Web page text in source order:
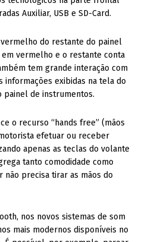
Auxiliar, USB e SD-Card.
do restante do painel
vermelho e o restante conta
tem grande interação com
informações exibidas na tela do
painel de instrumentos.
o recurso “hands free” (mãos
efetuar ou receber
apenas as teclas do volante
tanto comodidade como
não precisa tirar as mãos do
nos novos sistemas de som
mais modernos disponíveis no